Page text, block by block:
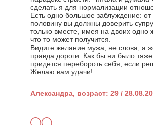
сделать я для нормализации
Есть одно большое заблуждение:
половину вы должны доверить
только вместе, имея на двоих одно
что то может получится.
Видите желание мужа, не слова, а
правда дороги. Как бы ни было
придется перебороть себя, если
Желаю вам удачи!
Александра, возраст: 29 /